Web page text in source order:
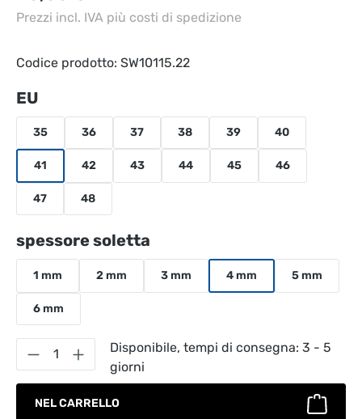
Prezzi incl. IVA più costi di spedizione
Codice prodotto: SW10115.22
Seleziona
EU
35 36 37 38 39 40
41 42 43 44 45 46
47 48
Seleziona
spessore soletta
1 mm 2 mm 3 mm 4 mm 5 mm
6 mm
Quantità del prodotto: inserisci la
Disponibile, tempi di consegna: 3 - 5
giorni
NEL CARRELLO